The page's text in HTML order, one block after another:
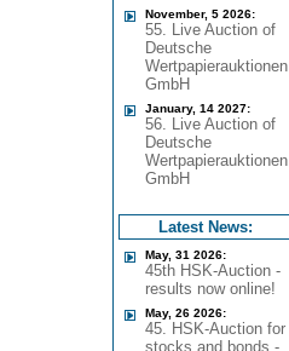
November, 5 2026:
55. Live Auction of
Deutsche
Wertpapierauktionen
GmbH
January, 14 2027:
56. Live Auction of
Deutsche
Wertpapierauktionen
GmbH
Latest News:
May, 31 2026:
45th HSK-Auction -
results now online!
May, 26 2026:
45. HSK-Auction for
stocks and bonds -